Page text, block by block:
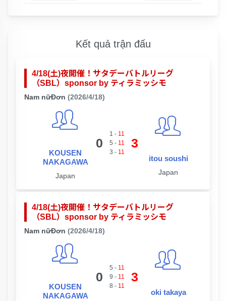
Kết quả trận đấu
4/18(土)夜開催！サタデーバトルリーグ
（SBL）sponsor by ティラミッシモ
Nam nữĐơn (2026/4/18)
KOUSEN
NAKAGAWA
Japan
0
1 - 11
5 - 11
3 - 11
3
itou soushi
Japan
4/18(土)夜開催！サタデーバトルリーグ
（SBL）sponsor by ティラミッシモ
Nam nữĐơn (2026/4/18)
KOUSEN
NAKAGAWA
0
5 - 11
9 - 11
8 - 11
3
oki takaya